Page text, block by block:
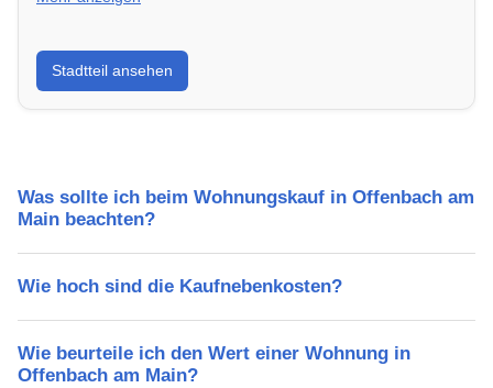
Erfahre mehr über deinen Stadtteil in Offenbach am
Main: Lebensqualität, Verkehrsanbindung, Schulen,
Freizeitmöglichkeiten und Mietpreise.
Stadtteil ansehen
Was sollte ich beim Wohnungskauf in Offenbach am
Main beachten?
Wie hoch sind die Kaufnebenkosten?
Wie beurteile ich den Wert einer Wohnung in
Offenbach am Main?